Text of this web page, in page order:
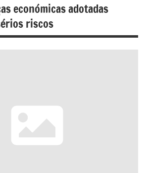
económicas adotadas
riscos